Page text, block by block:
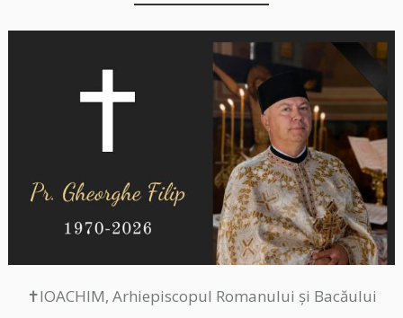
✝IOACHIM, Arhiepiscopul Romanului și Bacăului